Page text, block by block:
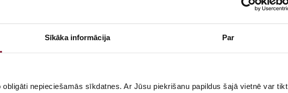
Sīkāka informācija Par
nepieciešamās sīkdatnes. Ar Jūsu piekrišanu papildus šajā vietnē var tikt